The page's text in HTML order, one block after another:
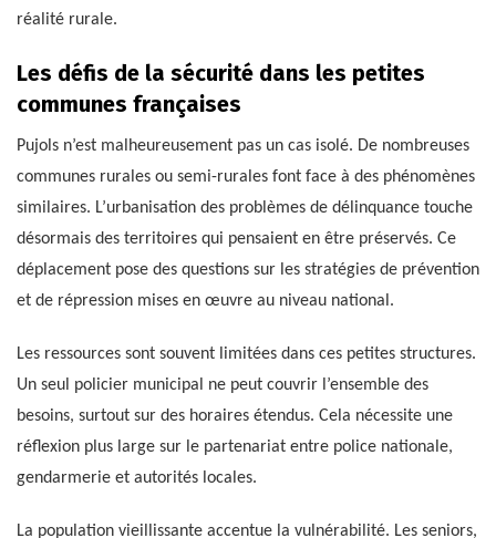
réalité rurale.
Les défis de la sécurité dans les petites
communes françaises
Pujols n’est malheureusement pas un cas isolé. De nombreuses
communes rurales ou semi-rurales font face à des phénomènes
similaires. L’urbanisation des problèmes de délinquance touche
désormais des territoires qui pensaient en être préservés. Ce
déplacement pose des questions sur les stratégies de prévention
et de répression mises en œuvre au niveau national.
Les ressources sont souvent limitées dans ces petites structures.
Un seul policier municipal ne peut couvrir l’ensemble des
besoins, surtout sur des horaires étendus. Cela nécessite une
réflexion plus large sur le partenariat entre police nationale,
gendarmerie et autorités locales.
La population vieillissante accentue la vulnérabilité. Les seniors,